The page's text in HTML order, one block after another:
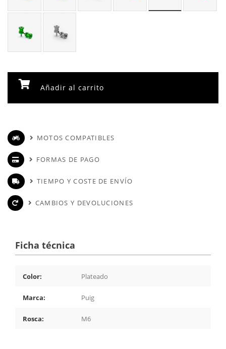
Añadir al carrito
MOTOS COMPATIBLES
FORMAS DE PAGO
TIEMPO Y COSTE DE ENVÍO
CAMBIOS Y DEVOLUCIONES
Ficha técnica
Color: Plateado
Marca: Puig
Rosca: M6